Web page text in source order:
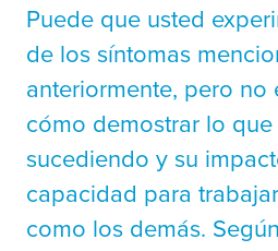
Puede que usted
de los síntomas
anteriormente, pero no
cómo demostrar lo que
sucediendo y su
capacidad para
como los demás.